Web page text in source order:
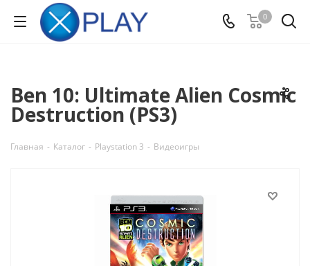
0
Ben 10: Ultimate Alien Cosmic
Destruction (PS3)
Главная - Каталог - Playstation 3 - Видеоигры